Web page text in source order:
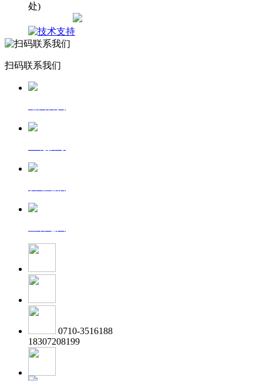
处)
扫码联系我们
0710-3516188
18307208199